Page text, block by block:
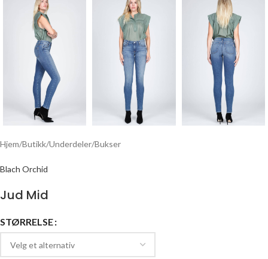
Hjem/Butikk/Underdeler/Bukser
Blach Orchid
Jud Mid
STØRRELSE